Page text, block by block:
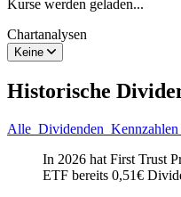
Kurse werden geladen...
Chartanalysen
Keine
Historische
Alle Dividenden Kennzahlen
In 2026 hat First Trust
ETF bereits 0,51€